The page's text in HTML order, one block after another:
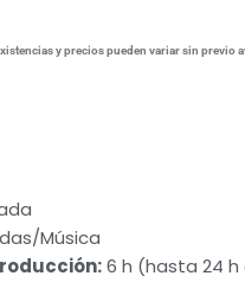
y precios pueden variar sin previo
Música
6 h (hasta 24